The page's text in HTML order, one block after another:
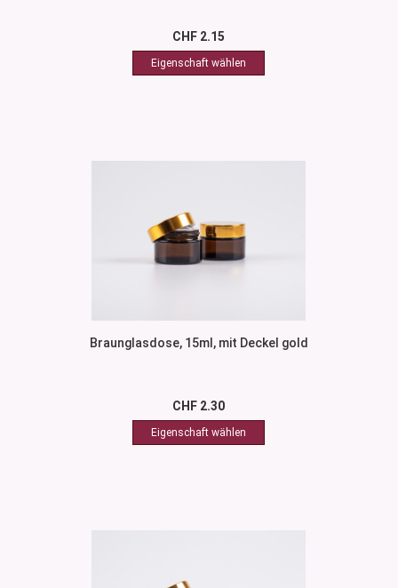
CHF 2.15
Braunglasdose, 15ml, mit Deckel gold
CHF 2.30